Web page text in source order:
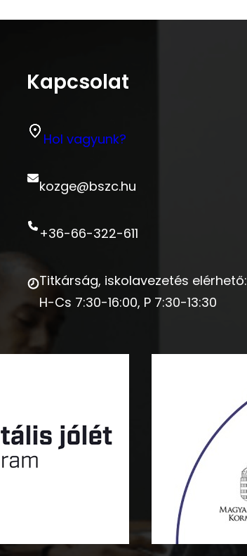
Kapcsolat
Hol vagyunk?
kozge@bszc.hu
+36-66-322-611
Titkárság, iskolavezetés elérhető:
H-Cs 7:30-16:00, P 7:30-13:30